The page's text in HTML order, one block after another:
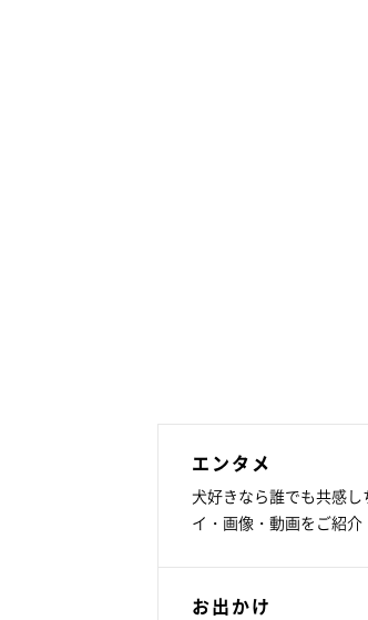
エンタメ
犬好きなら誰でも共感
イ・画像・動画をご紹介
お出かけ